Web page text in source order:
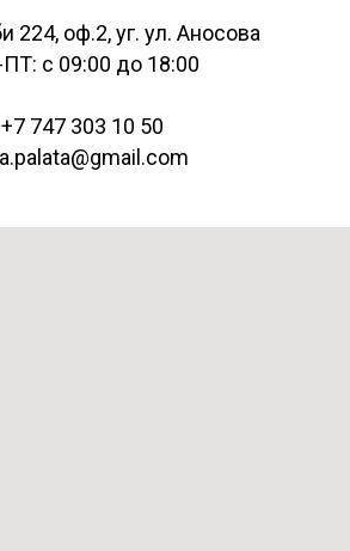
224, оф.2, уг. ул. Аносова
с 09:00 до 18:00
+7 747 303 10 50